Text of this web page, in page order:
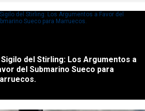
Sigilo del Stirling: Los Argumentos a
del Submarino Sueco para